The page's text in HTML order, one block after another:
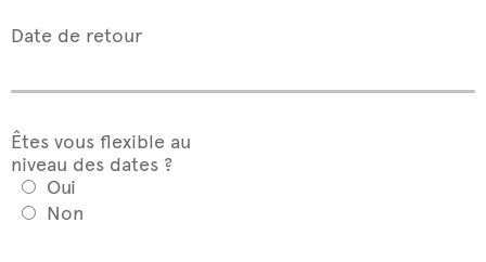
Date de retour
Êtes vous flexible au
niveau des dates ?
Oui
Non